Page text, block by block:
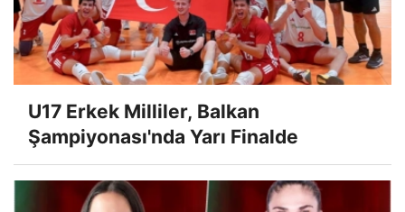
U17 Erkek Milliler, Balkan
Şampiyonası'nda Yarı Finalde